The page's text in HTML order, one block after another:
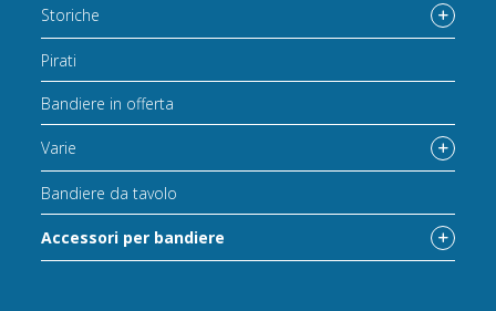
Storiche
Pirati
Bandiere in offerta
Varie
Bandiere da tavolo
Accessori per bandiere